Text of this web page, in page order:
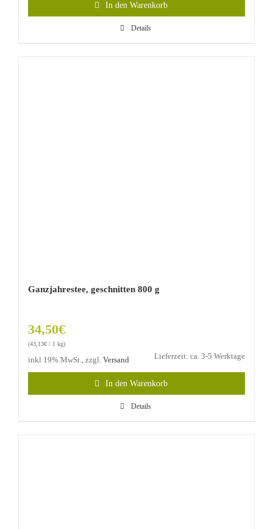
In den Warenkorb
Details
Ganzjahrestee, geschnitten 800 g
34,50€
(43,13€ / 1 kg)
inkl 19% MwSt., zzgl. Versand Lieferzeit: ca. 3-5 Werktage
In den Warenkorb
Details